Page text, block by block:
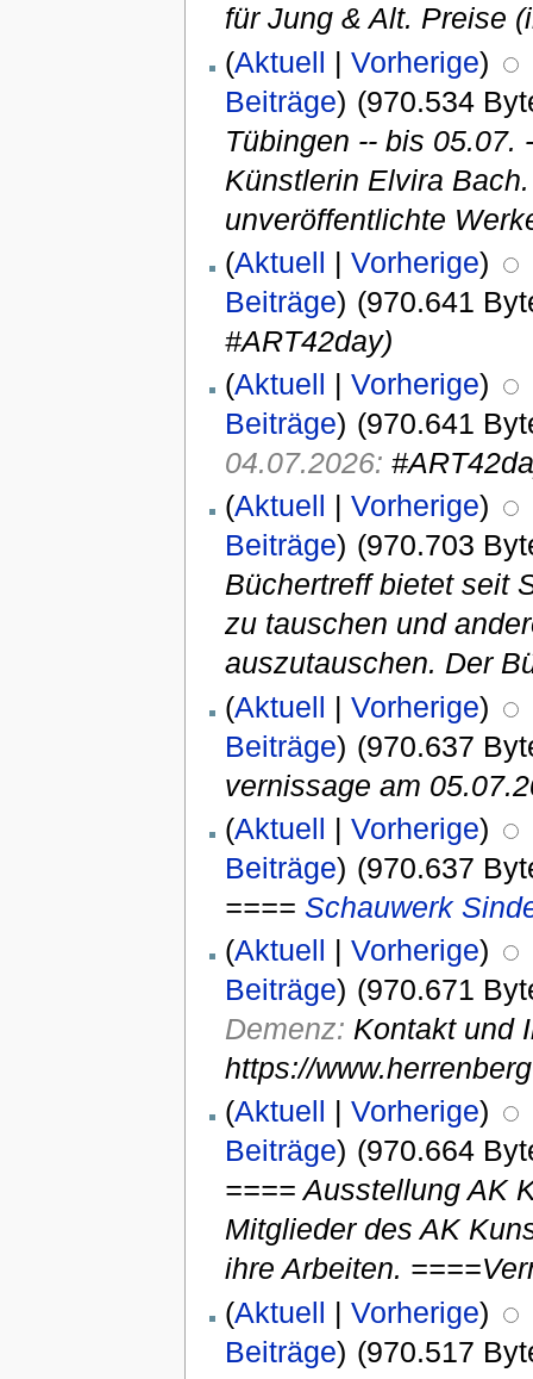
für Jung & Alt. Preise
(Aktuell | Vorherige)
Beiträge) (970.534
Tübingen -- bis 05.07.
Künstlerin Elvira
unveröffentlichte
(Aktuell | Vorherige)
Beiträge) (970.641
#ART42day)
(Aktuell | Vorherige)
Beiträge) (970.641
04.07.2026:
(Aktuell | Vorherige)
Beiträge) (970.703
Büchertreff bietet seit
zu tauschen und
auszutauschen. Der
(Aktuell | Vorherige)
Beiträge) (970.637
vernissage am
(Aktuell | Vorherige)
Beiträge) (970.637
==== Schauwerk
(Aktuell | Vorherige)
Beiträge) (970.671
Demenz: Kontakt und
https://
(Aktuell | Vorherige)
Beiträge) (970.664
==== Ausstellung AK
Mitglieder des AK
ihre Arbeiten.
(Aktuell | Vorherige)
Beiträge) (970.517